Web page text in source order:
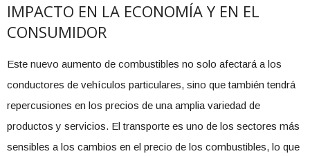
IMPACTO EN LA ECONOMÍA Y EN EL
CONSUMIDOR
Este nuevo aumento de combustibles no solo afectará a los
conductores de vehículos particulares, sino que también tendrá
repercusiones en los precios de una amplia variedad de
productos y servicios. El transporte es uno de los sectores más
sensibles a los cambios en el precio de los combustibles, lo que